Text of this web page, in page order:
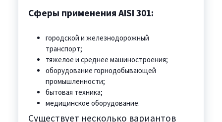
Сферы применения AISI 301:
городской и железнодорожный
транспорт;
тяжелое и среднее машиностроения;
оборудование горнодобывающей
промышленности;
бытовая техника;
медицинское оборудование.
Существует несколько вариантов